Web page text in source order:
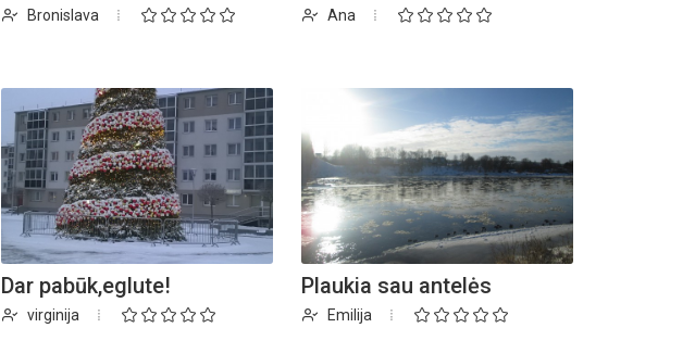
Bronislava Ana
Dar pabūk,eglute!
virginija
Plaukia sau antelės
Emilija